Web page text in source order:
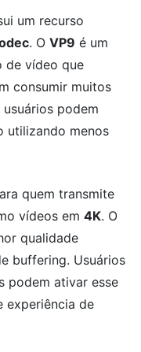
um recurso
. O VP9 é um
de vídeo que
consumir muitos
podem
utilizando menos
quem transmite
vídeos em 4K. O
qualidade
buffering. Usuários
podem ativar esse
experiência de